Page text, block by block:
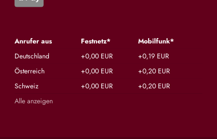
Anrufer aus Festnetz*
Mobilfunk*
Deutschland
+0,00 EUR
+0,19 EUR
Österreich
+0,00 EUR
+0,20 EUR
Schweiz
+0,00 EUR
+0,20 EUR
Alle anzeigen